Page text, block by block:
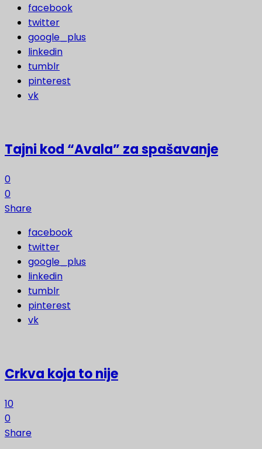
facebook
twitter
google_plus
linkedin
tumblr
pinterest
vk
Tajni kod “Avala” za spašavanje
0
0
Share
facebook
twitter
google_plus
linkedin
tumblr
pinterest
vk
Crkva koja to nije
10
0
Share